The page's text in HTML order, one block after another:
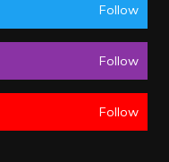
Follow
Follow
Follow